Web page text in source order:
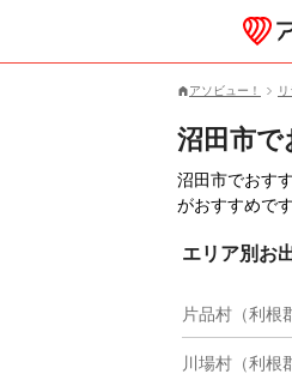
アソビュー！
沼田市
沼田市でおす
がおすすめです
エリア別お
片品村（利根
川場村（利根